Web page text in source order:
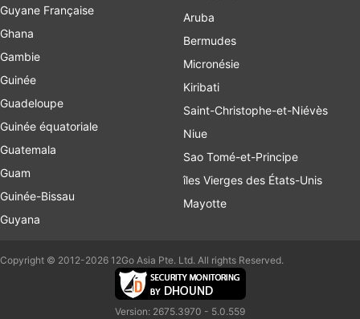
Guyane Française
Ghana
Gambie
Guinée
Guadeloupe
Guinée équatoriale
Guatemala
Guam
Guinée-Bissau
Guyana
Aruba
Bermudes
Micronésie
Kiribati
Saint-Christophe-et-Niévès
Niue
Sao Tomé-et-Principe
îles Vierges des États-Unis
Mayotte
Copyright © 2012-2026 12Go Asia Pte. Ltd. All rights Reserved.
Version: 2675.3970 - 5.0.559